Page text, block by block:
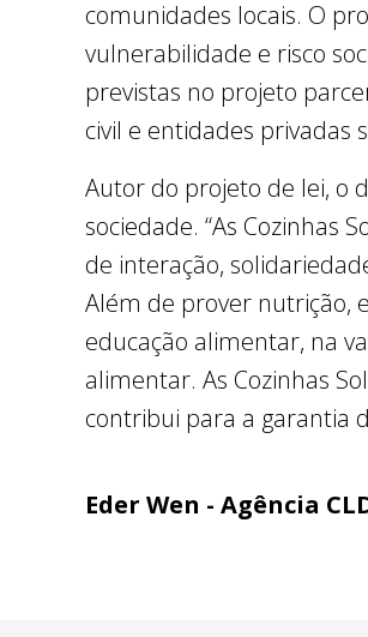
comunidades locais. O
vulnerabilidade e risco
previstas no projeto
civil e entidades privadas
Autor do projeto de lei, o
sociedade. “As Cozinhas
de interação,
Além de prover nutrição,
educação alimentar, na
alimentar. As Cozinhas
contribui para a garantia
Eder Wen - Agência